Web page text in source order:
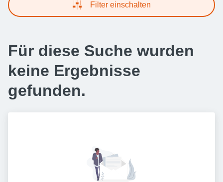
Filter einschalten
Für diese Suche wurden
keine Ergebnisse
gefunden.